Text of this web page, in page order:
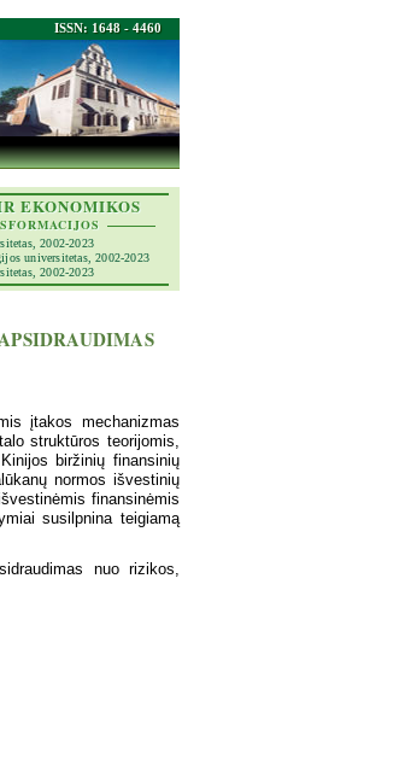
ISSN: 1648 - 4460
EKONOMIKOS
2002-2023
universitetas, 2002-2023
2002-2023
įtakos mechanizmas
struktūros teorijomis,
biržinių finansinių
normos išvestinių
finansinėmis
susilpnina teigiamą
nuo rizikos,